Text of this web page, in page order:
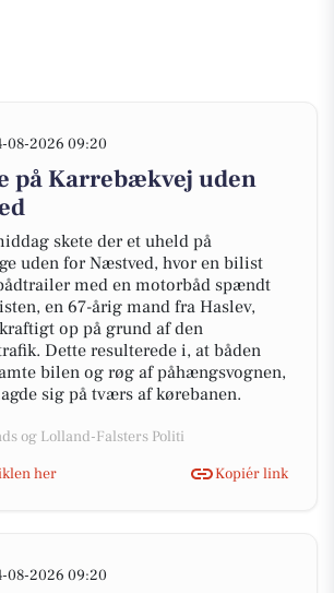
08-2026 09:20
på Karrebækvej uden
skete der et uheld på
uden for Næstved, hvor en bilist
med en motorbåd spændt
en 67-årig mand fra Haslev,
op på grund af den
Dette resulterede i, at båden
bilen og røg af påhængsvognen,
sig på tværs af kørebanen.
og Lolland-Falsters Politi
her
Kopiér link
08-2026 09:20